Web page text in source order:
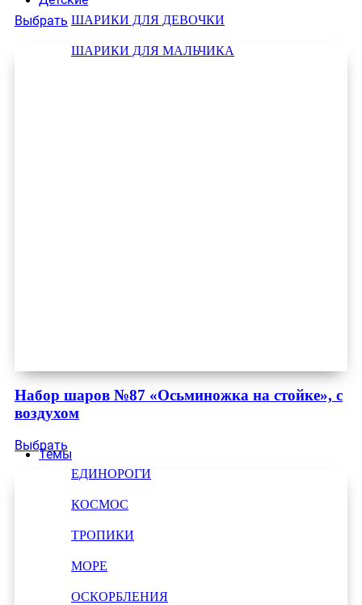
ШАРИКИ ДЛЯ ДЕВОЧКИ
ШАРИКИ ДЛЯ МАЛЬЧИКА
Темы
ЕДИНОРОГИ
КОСМОС
ТРОПИКИ
МОРЕ
ОСКОРБЛЕНИЯ
Выбрать
Набор шаров №87 «Осьминожка на стойке», с
воздухом
Выбрать